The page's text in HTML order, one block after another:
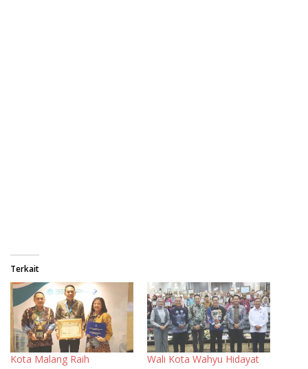
Terkait
Kota Malang Raih
Wali Kota Wahyu Hidayat